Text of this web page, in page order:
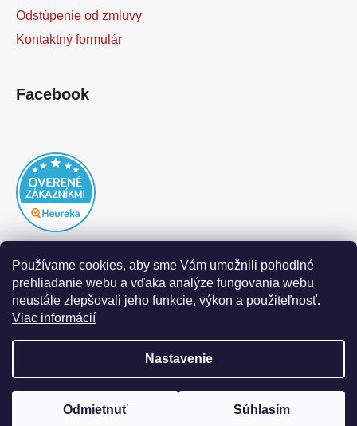
Používame cookies, aby sme Vám umožnili pohodlné
prehliadanie webu a vďaka analýze fungovania webu
neustále zlepšovali jeho funkcie, výkon a použiteľnosť.
Viac informácií
Nastavenie
Odmietnuť Súhlasím
Odstúpenie od zmluvy
Kontaktný formulár
Facebook
|Realizoval Appgrade
Copyright 2026
. Všetky práva